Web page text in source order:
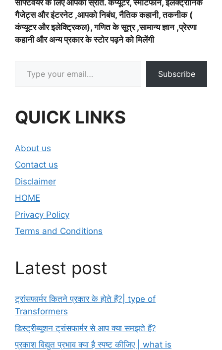
सॉफ्टवेयर के लिए आपका स्रोत. कंप्यूटर, स्मार्टफोन, इलेक्ट्रॉनिक
गैजेट्स और इंटरनेट ,आपको निबंध, नैतिक कहानी, तकनीक (
कंप्यूटर और इलेक्ट्रिकल), गणित के सूत्र ,सामान्य ज्ञान ,प्रेरणा
कहानी और अन्य प्रकार के स्टोर पढ़ने को मिलेंगी
Subscribe
QUICK LINKS
About us
Contact us
Disclaimer
HOME
Privacy Policy
Terms and Conditions
Latest post
ट्रांसफार्मर कितने प्रकार के होते हैं?| type of
Transformers
डिस्ट्रीब्यूशन ट्रांसफार्मर से आप क्या समझते हैं?
प्रकाश विद्युत प्रभाव क्या है स्पष्ट कीजिए | what is